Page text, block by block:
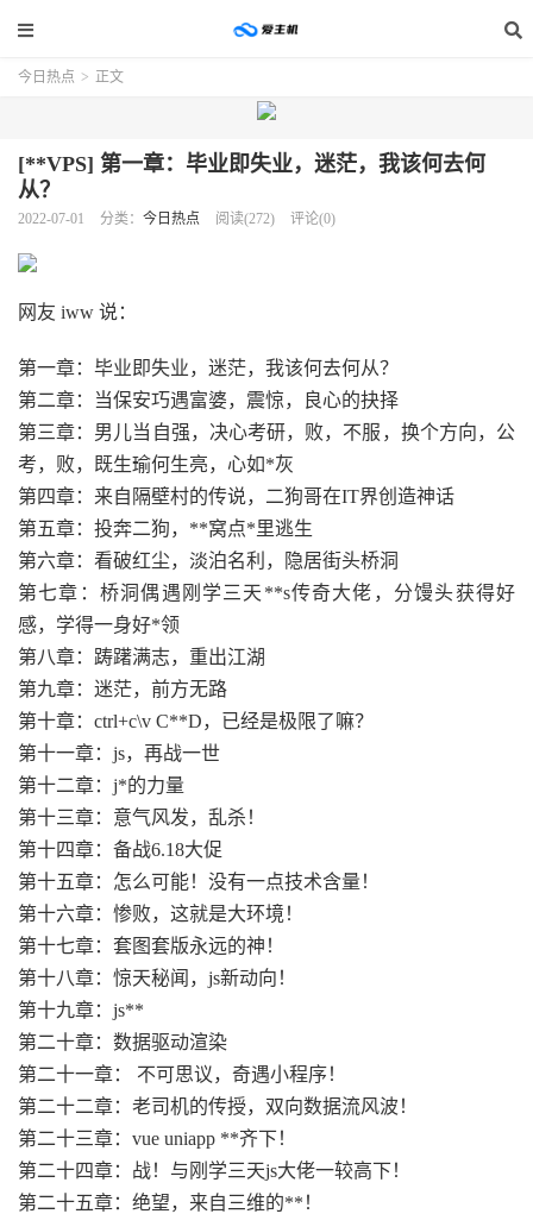
今日热点 > 正文
[**VPS] 第一章：毕业即失业，迷茫，我该何去何
从？
2022-07-01 分类： 今日热点 阅读(272) 评论(0)
网友 iww 说：
第一章：毕业即失业，迷茫，我该何去何从？
第二章：当保安巧遇富婆，震惊，良心的抉择
第三章：男儿当自强，决心考研，败，不服，换个方向，公
考，败，既生瑜何生亮，心如*灰
第四章：来自隔壁村的传说，二狗哥在IT界创造神话
第五章：投奔二狗，**窝点*里逃生
第六章：看破红尘，淡泊名利，隐居街头桥洞
第七章：桥洞偶遇刚学三天**s传奇大佬，分馒头获得好
感，学得一身好*领
第八章：踌躇满志，重出江湖
第九章：迷茫，前方无路
第十章：ctrl+c\v C**D，已经是极限了嘛？
第十一章：js，再战一世
第十二章：j*的力量
第十三章：意气风发，乱杀！
第十四章：备战6.18大促
第十五章：怎么可能！没有一点技术含量！
第十六章：惨败，这就是大环境！
第十七章：套图套版永远的神！
第十八章：惊天秘闻，js新动向！
第十九章：js**
第二十章：数据驱动渲染
第二十一章： 不可思议，奇遇小程序！
第二十二章：老司机的传授，双向数据流风波！
第二十三章：vue uniapp **齐下！
第二十四章：战！与刚学三天js大佬一较高下！
第二十五章：绝望，来自三维的**！